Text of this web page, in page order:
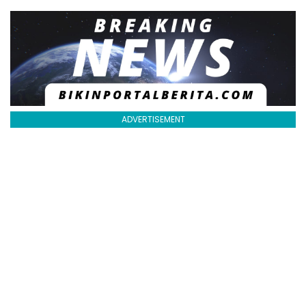
ADVERTISEMENT